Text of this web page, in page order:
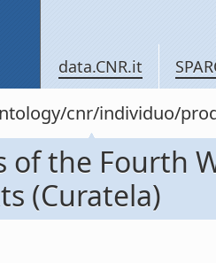
data.CNR.it
cnr/individuo/
of the Fourth
(Curatela)